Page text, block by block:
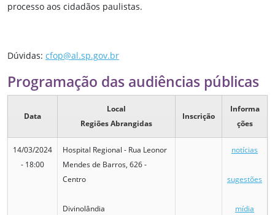
processo aos cidadãos paulistas.
Dúvidas: cfop@al.sp.gov.br
Programação das audiências públicas
Data
Local
Regiões Abrangidas
Inscrição
Informa
ções
14/03/2024
- 18:00
Hospital Regional - Rua Leonor
Mendes de Barros, 626 -
Centro
Divinolândia
notícias
sugestões
mídia